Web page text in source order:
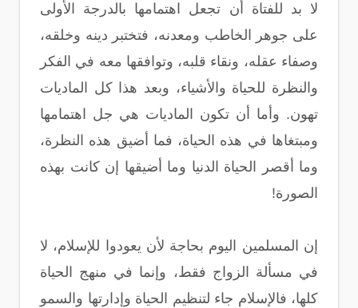
لا بد للفتاة أن تجعل اهتمامها بالدرجة الأولى
على جوهر الخاطب ومعدنه، فتختبر دينه وخلقه،
وصفاء عقله، ونقاء قلبه، وتوافقها معه في الفكر
والنظرة للحياة والأشياء، وبعد هذا كل الماديات
تهون. وأما أن تكون الماديات هي جل اهتمامها
ومبتغاها في هذه الحياة، فما أضيق هذه النظرة،
وما أقصر الحياة الدنيا وما أضيقها إن كانت بهذه
الصورة!
إن المسلمين اليوم بحاجة لأن يعودوا للإسلام، لا
في مسألة الزواج فقط، وإنما في منهج الحياة
كلها، فالإسلام جاء لتنظيم الحياة وإدارتها والسمو